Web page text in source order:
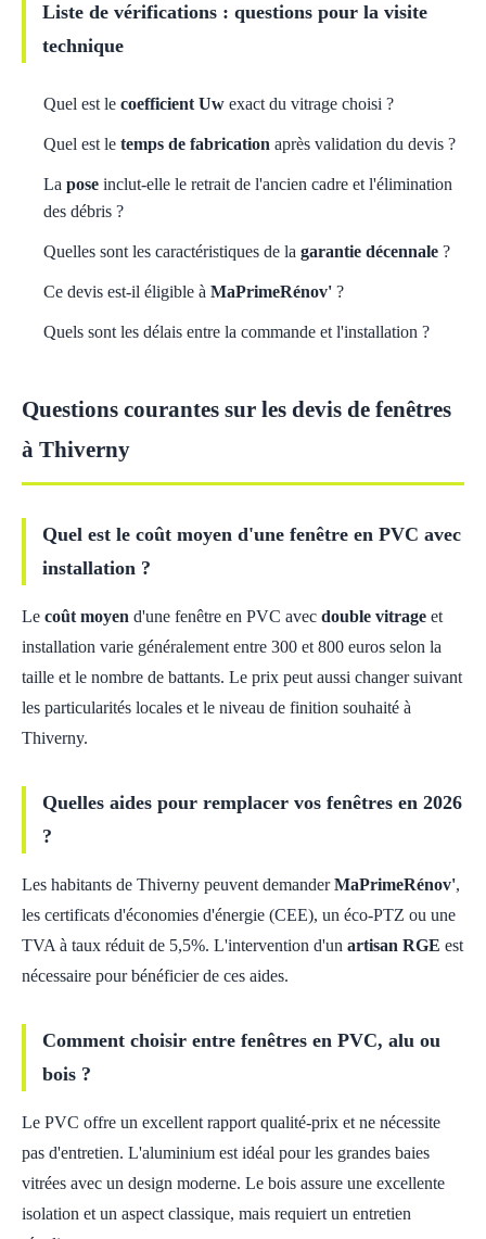
Liste de vérifications : questions pour la visite
technique
Quel est le coefficient Uw exact du vitrage choisi ?
Quel est le temps de fabrication après validation du devis ?
La pose inclut-elle le retrait de l'ancien cadre et l'élimination
des débris ?
Quelles sont les caractéristiques de la garantie décennale ?
Ce devis est-il éligible à MaPrimeRénov' ?
Quels sont les délais entre la commande et l'installation ?
Questions courantes sur les devis de fenêtres
à Thiverny
Quel est le coût moyen d'une fenêtre en PVC avec
installation ?
Le coût moyen d'une fenêtre en PVC avec double vitrage et
installation varie généralement entre 300 et 800 euros selon la
taille et le nombre de battants. Le prix peut aussi changer suivant
les particularités locales et le niveau de finition souhaité à
Thiverny.
Quelles aides pour remplacer vos fenêtres en 2026
?
Les habitants de Thiverny peuvent demanderMaPrimeRénov',
les certificats d'économies d'énergie (CEE), un éco-PTZ ou une
TVA à taux réduit de 5,5%. L'intervention d'un artisan RGE est
nécessaire pour bénéficier de ces aides.
Comment choisir entre fenêtres en PVC, alu ou
bois ?
Le PVC offre un excellent rapport qualité-prix et ne nécessite
pas d'entretien. L'aluminium est idéal pour les grandes baies
vitrées avec un design moderne. Le bois assure une excellente
isolation et un aspect classique, mais requiert un entretien